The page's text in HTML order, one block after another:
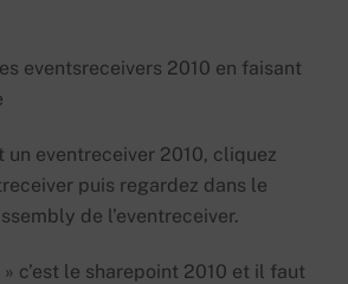
eventsreceivers 2010 en faisant
un eventreceiver 2010, cliquez
puis regardez dans le
de l’eventreceiver.
» c’est le sharepoint 2010 et il faut